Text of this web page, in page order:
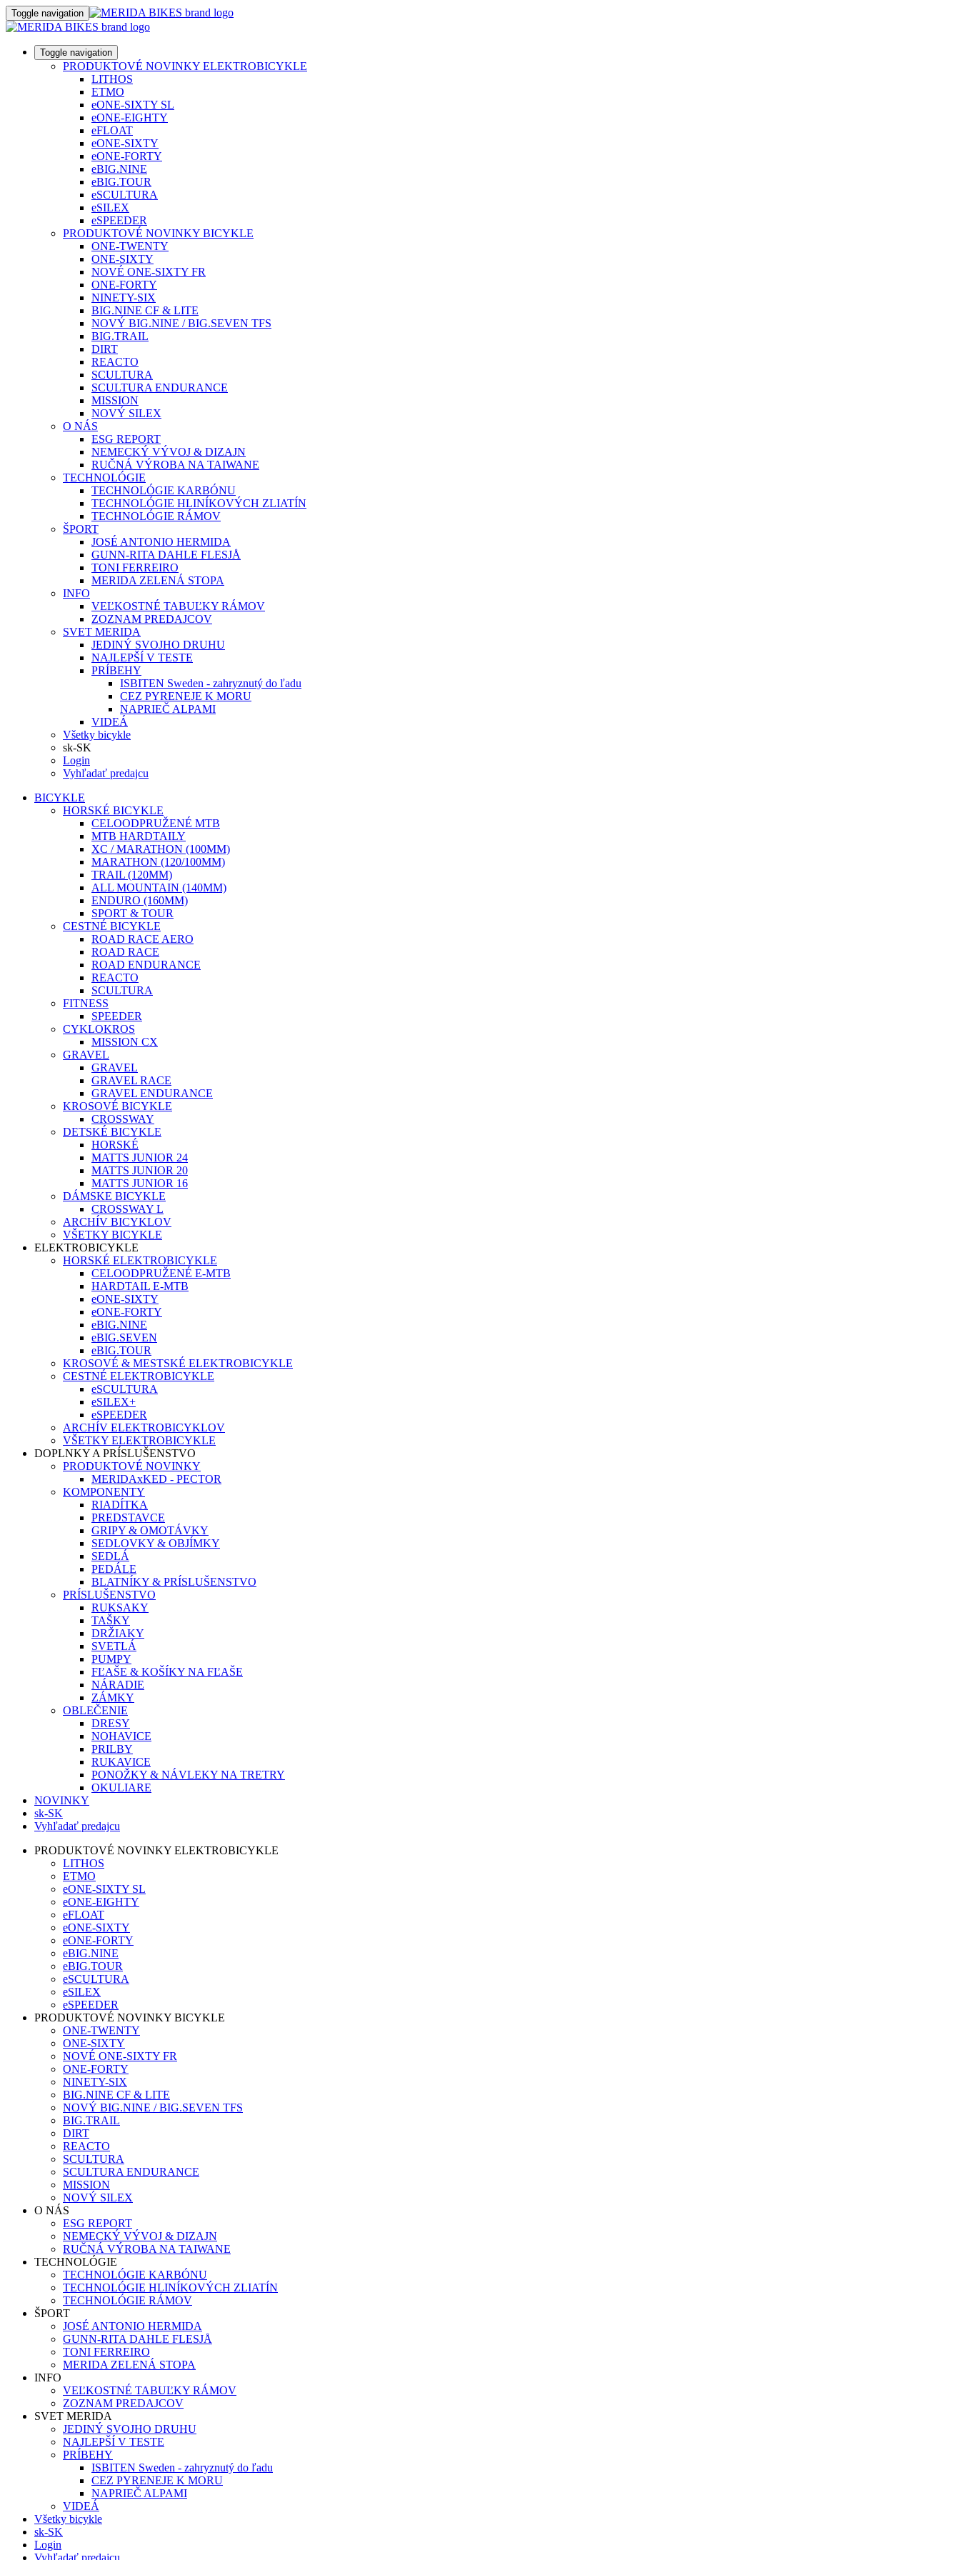
Toggle navigation
Toggle navigation
PRODUKTOVÉ NOVINKY ELEKTROBICYKLE
LITHOS
ETMO
eONE-SIXTY SL
eONE-EIGHTY
eFLOAT
eONE-SIXTY
eONE-FORTY
eBIG.NINE
eBIG.TOUR
eSCULTURA
eSILEX
eSPEEDER
PRODUKTOVÉ NOVINKY BICYKLE
ONE-TWENTY
ONE-SIXTY
NOVÉ ONE-SIXTY FR
ONE-FORTY
NINETY-SIX
BIG.NINE CF & LITE
NOVÝ BIG.NINE / BIG.SEVEN TFS
BIG.TRAIL
DIRT
REACTO
SCULTURA
SCULTURA ENDURANCE
MISSION
NOVÝ SILEX
O NÁS
ESG REPORT
NEMECKÝ VÝVOJ & DIZAJN
RUČNÁ VÝROBA NA TAIWANE
TECHNOLÓGIE
TECHNOLÓGIE KARBÓNU
TECHNOLÓGIE HLINÍKOVÝCH ZLIATÍN
TECHNOLÓGIE RÁMOV
ŠPORT
JOSÉ ANTONIO HERMIDA
GUNN-RITA DAHLE FLESJÅ
TONI FERREIRO
MERIDA ZELENÁ STOPA
INFO
VEĽKOSTNÉ TABUĽKY RÁMOV
ZOZNAM PREDAJCOV
SVET MERIDA
JEDINÝ SVOJHO DRUHU
NAJLEPŠÍ V TESTE
PRÍBEHY
ISBITEN Sweden - zahryznutý do ľadu
CEZ PYRENEJE K MORU
NAPRIEČ ALPAMI
VIDEÁ
Všetky bicykle
sk-SK
Login
Vyhľadať predajcu
BICYKLE
HORSKÉ BICYKLE
CELOODPRUŽENÉ MTB
MTB HARDTAILY
XC / MARATHON (100MM)
MARATHON (120/100MM)
TRAIL (120MM)
ALL MOUNTAIN (140MM)
ENDURO (160MM)
SPORT & TOUR
CESTNÉ BICYKLE
ROAD RACE AERO
ROAD RACE
ROAD ENDURANCE
REACTO
SCULTURA
FITNESS
SPEEDER
CYKLOKROS
MISSION CX
GRAVEL
GRAVEL
GRAVEL RACE
GRAVEL ENDURANCE
KROSOVÉ BICYKLE
CROSSWAY
DETSKÉ BICYKLE
HORSKÉ
MATTS JUNIOR 24
MATTS JUNIOR 20
MATTS JUNIOR 16
DÁMSKE BICYKLE
CROSSWAY L
ARCHÍV BICYKLOV
VŠETKY BICYKLE
ELEKTROBICYKLE
HORSKÉ ELEKTROBICYKLE
CELOODPRUŽENÉ E-MTB
HARDTAIL E-MTB
eONE-SIXTY
eONE-FORTY
eBIG.NINE
eBIG.SEVEN
eBIG.TOUR
KROSOVÉ & MESTSKÉ ELEKTROBICYKLE
CESTNÉ ELEKTROBICYKLE
eSCULTURA
eSILEX+
eSPEEDER
ARCHÍV ELEKTROBICYKLOV
VŠETKY ELEKTROBICYKLE
DOPLNKY A PRÍSLUŠENSTVO
PRODUKTOVÉ NOVINKY
MERIDAxKED - PECTOR
KOMPONENTY
RIADÍTKA
PREDSTAVCE
GRIPY & OMOTÁVKY
SEDLOVKY & OBJÍMKY
SEDLÁ
PEDÁLE
BLATNÍKY & PRÍSLUŠENSTVO
PRÍSLUŠENSTVO
RUKSAKY
TAŠKY
DRŽIAKY
SVETLÁ
PUMPY
FĽAŠE & KOŠÍKY NA FĽAŠE
NÁRADIE
ZÁMKY
OBLEČENIE
DRESY
NOHAVICE
PRILBY
RUKAVICE
PONOŽKY & NÁVLEKY NA TRETRY
OKULIARE
NOVINKY
sk-SK
Vyhľadať predajcu
PRODUKTOVÉ NOVINKY ELEKTROBICYKLE
LITHOS
ETMO
eONE-SIXTY SL
eONE-EIGHTY
eFLOAT
eONE-SIXTY
eONE-FORTY
eBIG.NINE
eBIG.TOUR
eSCULTURA
eSILEX
eSPEEDER
PRODUKTOVÉ NOVINKY BICYKLE
ONE-TWENTY
ONE-SIXTY
NOVÉ ONE-SIXTY FR
ONE-FORTY
NINETY-SIX
BIG.NINE CF & LITE
NOVÝ BIG.NINE / BIG.SEVEN TFS
BIG.TRAIL
DIRT
REACTO
SCULTURA
SCULTURA ENDURANCE
MISSION
NOVÝ SILEX
O NÁS
ESG REPORT
NEMECKÝ VÝVOJ & DIZAJN
RUČNÁ VÝROBA NA TAIWANE
TECHNOLÓGIE
TECHNOLÓGIE KARBÓNU
TECHNOLÓGIE HLINÍKOVÝCH ZLIATÍN
TECHNOLÓGIE RÁMOV
ŠPORT
JOSÉ ANTONIO HERMIDA
GUNN-RITA DAHLE FLESJÅ
TONI FERREIRO
MERIDA ZELENÁ STOPA
INFO
VEĽKOSTNÉ TABUĽKY RÁMOV
ZOZNAM PREDAJCOV
SVET MERIDA
JEDINÝ SVOJHO DRUHU
NAJLEPŠÍ V TESTE
PRÍBEHY
ISBITEN Sweden - zahryznutý do ľadu
CEZ PYRENEJE K MORU
NAPRIEČ ALPAMI
VIDEÁ
Všetky bicykle
sk-SK
Login
Vyhľadať predajcu